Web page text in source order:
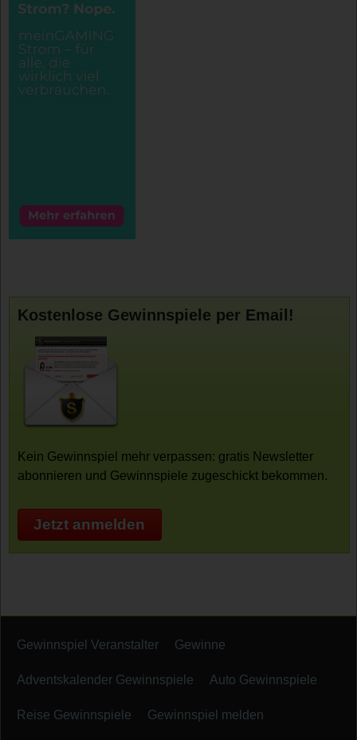
Kostenlose Gewinnspiele per Email!
Kein Gewinnspiel mehr verpassen: gratis Newsletter
abonnieren und Gewinnspiele zugeschickt bekommen.
Jetzt anmelden
Gewinnspiel Veranstalter Gewinne
Adventskalender Gewinnspiele Auto Gewinnspiele
Reise Gewinnspiele Gewinnspiel melden